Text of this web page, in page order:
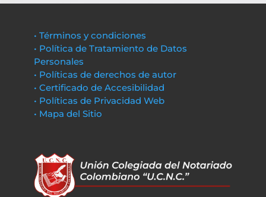
• Términos y condiciones
• Política de Tratamiento de Datos
Personales
• Políticas de derechos de autor
• Certificado de Accesibilidad
• Políticas de Privacidad Web
• Mapa del Sitio